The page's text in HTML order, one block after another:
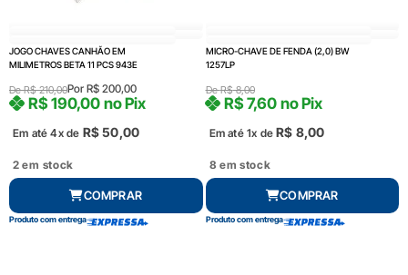
JOGO CHAVES CANHÃO EM
MILIMETROS BETA 11 PCS 943E
DeR$210,00Por R$ 200,00
Em até 4x de R$50,00
R$190,00 no Pix
2 em stock
COMPRAR
Produto com entrega
MICRO-CHAVE DE FENDA (2,0) BW
1257LP
DeR$8,00
Em até 1x de R$ 8,00
R$7,60 no Pix
8 em stock
COMPRAR
Produto com entrega